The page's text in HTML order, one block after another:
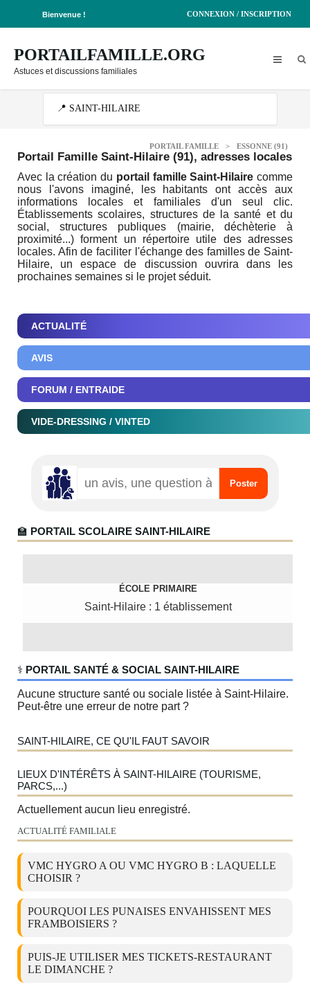
Bienvenue ! CONNEXION / INSCRIPTION
PORTAILFAMILLE.ORG
Astuces et discussions familiales
PORTAIL FAMILLE > ESSONNE (91)
Portail Famille Saint-Hilaire (91), adresses locales
Avec la création du portail famille Saint-Hilaire comme
nous l'avons imaginé, les habitants ont accès aux
informations locales et familiales d'un seul clic.
Établissements scolaires, structures de la santé et du
social, structures publiques (mairie, déchèterie à
proximité...) forment un répertoire utile des adresses
locales. Afin de faciliter l'échange des familles de Saint-
Hilaire, un espace de discussion ouvrira dans les
prochaines semaines si le projet séduit.
ACTUALITÉ
AVIS
FORUM / ENTRAIDE
VIDE-DRESSING / VINTED
🏫 PORTAIL SCOLAIRE SAINT-HILAIRE
ÉCOLE PRIMAIRE
Saint-Hilaire : 1 établissement
‍⚕️ PORTAIL SANTÉ & SOCIAL SAINT-HILAIRE
Aucune structure santé ou sociale listée à Saint-Hilaire.
Peut-être une erreur de notre part ?
SAINT-HILAIRE, CE QU'IL FAUT SAVOIR
LIEUX D'INTÉRÊTS À SAINT-HILAIRE (TOURISME,
PARCS,...)
Actuellement aucun lieu enregistré.
ACTUALITÉ FAMILIALE
VMC HYGRO A OU VMC HYGRO B : LAQUELLE
CHOISIR ?
POURQUOI LES PUNAISES ENVAHISSENT MES
FRAMBOISIERS ?
PUIS-JE UTILISER MES TICKETS-RESTAURANT
LE DIMANCHE ?